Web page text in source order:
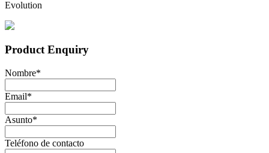
Evolution
Product Enquiry
Nombre*
Email*
Asunto*
Teléfono de contacto